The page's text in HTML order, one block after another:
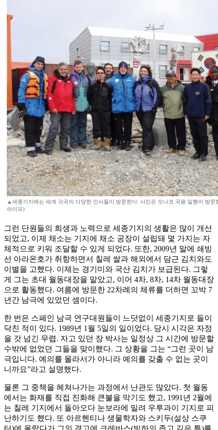
▲세종기지에는 세계 각국의 다양한 인사들이 방문한다. 사진은 모나코 국왕 일행이 방문
라이프)
그런 단원들의 희생과 노력으로 세종기지의 생활은 많이 개선
되었고, 이제 채소는 기지에 채소 공장이 설립돼 몇 가지는 자
체적으로 키워 조달할 수 있게 되었다. 또한, 2009년 말에 쇄빙
선 아라온호가 취항하면서 칠레 쌀과 해외에서 담근 김치와도
이별을 고했다. 이제는 경기미와 국산 김치가 보급된다. 그렇
게 그는 초대 월동대장을 맡았고, 이어 4차, 8차, 14차 월동대장
으로 활동했다. 여름에 방문한 22차례의 체류를 더하면 꼬박 7
년간 남극에 있었던 셈이다.
한 번은 스페인 남극 연구대원들이 느닷없이 세종기지로 들이
닥친 적이 있다. 1989년 1월 5일의 일이었다. 당시 시각은 자정
을 갓 넘긴 무렵. 자고 있던 장 박사는 일정상 그 시간에 방문할
수밖에 없었던 그들을 맞이했다. 그 상황을 그는 “그런 곳이 남
극입니다. 예의를 몰라서가 아니라 예의를 갖출 수 없는 곳이
니까요”라고 설명했다.
물론 그 중책을 헤쳐나가는 과정에서 난관도 많았다. 첫 월동
에서는 화재를 직접 진화해 큰불을 막기도 했고, 1991년 2월에
는 칠레 기지에서 돌아오다 눈보라에 밀려 우루과이 기지로 피
난하기도 했다. 또 아르헨티나 생물학자와 스키두(설상 스쿠